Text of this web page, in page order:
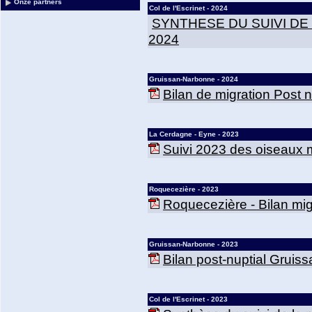
Onze partners
Col de l'Escrinet - 2024
SYNTHESE DU SUIVI
2024
Gruissan-Narbonne - 2024
Bilan de migration Post
La Cerdagne - Eyne - 2023
Suivi 2023 des oiseaux
Roquecezière - 2023
Roquecezière - Bilan
Gruissan-Narbonne - 2023
Bilan post-nuptial
Col de l'Escrinet - 2023